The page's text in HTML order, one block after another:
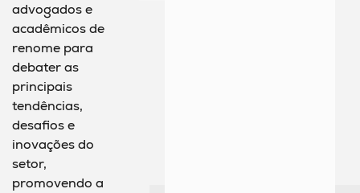
advogados e
acadêmicos de
renome para
debater as
principais
tendências,
desafios e
inovações do
setor,
promovendo a